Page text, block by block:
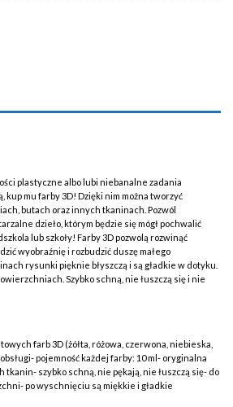
plastyczne albo lubi niebanalne zadania
kup mu farby 3D! Dzięki nim można tworzyć
butach oraz innych tkaninach. Pozwól
dzieło, którym będzie się mógł pochwalić
lub szkoły! Farby 3D pozwolą rozwinąć
wyobraźnię i rozbudzić duszę małego
rysunki pięknie błyszczą i są gładkie w dotyku.
Szybko schną, nie łuszczą się i nie
farb 3D (żółta, różowa, czerwona, niebieska,
pojemność każdej farby: 10 ml- oryginalna
tkanin- szybko schną, nie pękają, nie łuszczą się- do
po wyschnięciu są miękkie i gładkie